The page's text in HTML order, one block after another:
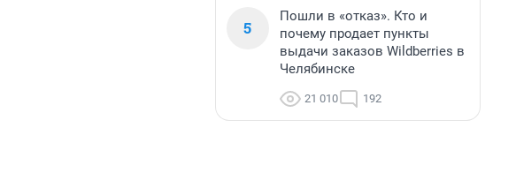
5
Пошли в «отказ». Кто и
почему продает пункты
выдачи заказов Wildberries в
Челябинске
21 010 192